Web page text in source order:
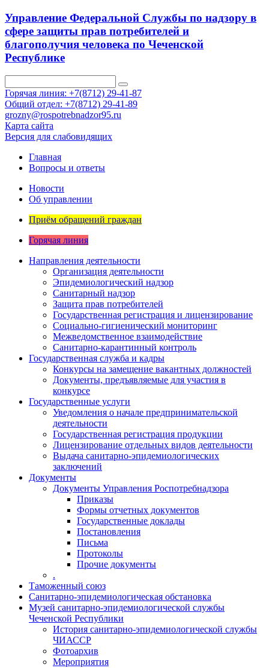
Управление Федеральной Службы по надзору в
сфере защиты прав потребителей и
благополучия человека по Чеченской
Республике
Горячая линия: +7(8712) 29-41-87
Общий отдел: +7(8712) 29-41-89
grozny@rospotrebnadzor95.ru
Карта сайта
Версия для слабовидящих
Главная
Вопросы и ответы
Новости
Об управлении
Приём обращений граждан
Горячая линия
Направления деятельности
Организация деятельности
Эпидемиологический надзор
Санитарный надзор
Защита прав потребителей
Государственная регистрация и лицензирование
Социально-гигиенический мониторинг
Межведомственное взаимодействие
Санитарно-карантинный контроль
Государственная служба и кадры
Конкурсы на замещение вакантных должностей
Документы, предъявляемые для участия в
конкурсе
Государственные услуги
Уведомления о начале предпринимательской
деятельности
Государственная регистрация продукции
Лицензирование отдельных видов деятельности
Выдача санитарно-эпидемиологических
заключений
Документы
Документы Управления Роспотребнадзора
Приказы
Формы отчетных документов
Государственные доклады
Постановления
Письма
Протоколы
Прочие документы
.
Таможенный союз
Санитарно-эпидемиологическая обстановка
Музей санитарно-эпидемиологической службы
Чеченской Республики
История санитарно-эпидемиологической службы
ЧИАССР
Фотоархив
Мероприятия